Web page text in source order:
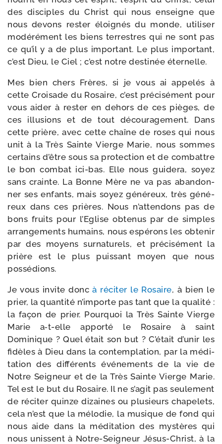
des dis­ciples du Christ qui nous enseigne que
nous devons res­ter éloi­gnés du monde, uti­li­ser
modé­ré­ment les biens ter­restres qui ne sont pas
ce qu’il y a de plus impor­tant. Le plus impor­tant,
c’est Dieu, le Ciel ; c’est notre des­ti­née éternelle.
Mes bien chers Frères, si je vous ai appe­lés à
cette Croisade du Rosaire, c’est pré­ci­sé­ment pour
vous aider à res­ter en dehors de ces pièges, de
ces illu­sions et de tout décou­ra­ge­ment. Dans
cette prière, avec cette chaîne de roses qui nous
unit à la Très Sainte Vierge Marie, nous sommes
cer­tains d’être sous sa pro­tec­tion et de com­battre
le bon com­bat ici-​bas. Elle nous gui­de­ra, soyez
sans crainte. La Bonne Mère ne va pas aban­don­
ner ses enfants, mais soyez géné­reux, très géné­
reux dans ces prières. Nous n’attendons pas de
bons fruits pour l’Eglise obte­nus par de simples
arran­ge­ments humains, nous espé­rons les obte­nir
par des moyens sur­na­tu­rels, et pré­ci­sé­ment la
prière est le plus puis­sant moyen que nous
possédions.
Je vous invite doncà réci­ter le Rosaire, à bien le
prier, la quan­ti­té n’importe pas tant que la qua­li­té :
la façon de prier. Pourquoi la Très Sainte Vierge
Marie a‑t-​elle appor­té le Rosaire à saint
Dominique ? Quel était son but ? C’était d’unir les
fidèles à Dieu dans la contem­pla­tion, par la médi­
ta­tion des dif­fé­rents évé­ne­ments de la vie de
Notre Seigneur et de la Très Sainte Vierge Marie.
Tel est le but du Rosaire. Il ne s’agit pas seule­ment
de réci­ter quinze dizaines ou plu­sieurs cha­pe­lets,
cela n’est que la mélo­die, la musique de fond qui
nous aide dans la médi­ta­tion des mys­tères qui
nous unissent à Notre-​Seigneur Jésus-​Christ, à la